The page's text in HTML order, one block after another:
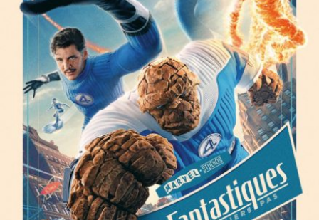
17 septembre 2025